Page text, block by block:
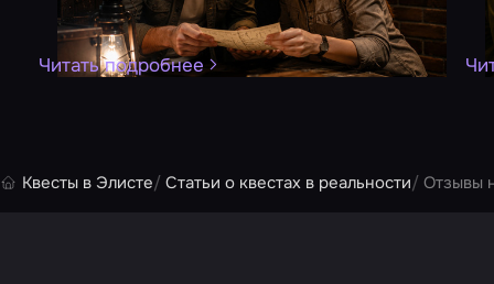
Читать подробнее
Квесты в Элисте Статьи о квестах в реальности Отзывы